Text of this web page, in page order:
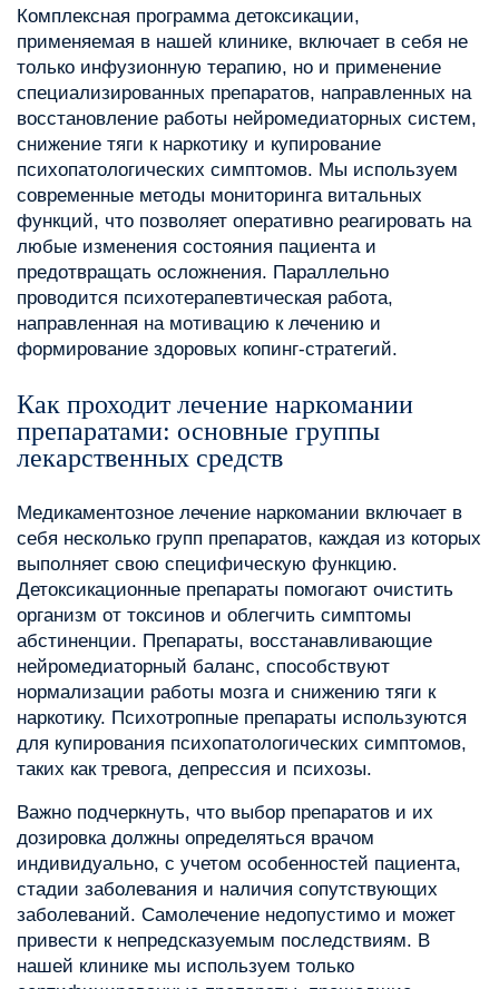
Комплексная программа детоксикации,
применяемая в нашей клинике, включает в себя не
только инфузионную терапию, но и применение
специализированных препаратов, направленных на
восстановление работы нейромедиаторных систем,
снижение тяги к наркотику и купирование
психопатологических симптомов. Мы используем
современные методы мониторинга витальных
функций, что позволяет оперативно реагировать на
любые изменения состояния пациента и
предотвращать осложнения. Параллельно
проводится психотерапевтическая работа,
направленная на мотивацию к лечению и
формирование здоровых копинг-стратегий.
Как проходит лечение наркомании
препаратами: основные группы
лекарственных средств
Медикаментозное лечение наркомании включает в
себя несколько групп препаратов, каждая из которых
выполняет свою специфическую функцию.
Детоксикационные препараты помогают очистить
организм от токсинов и облегчить симптомы
абстиненции. Препараты, восстанавливающие
нейромедиаторный баланс, способствуют
нормализации работы мозга и снижению тяги к
наркотику. Психотропные препараты используются
для купирования психопатологических симптомов,
таких как тревога, депрессия и психозы.
Важно подчеркнуть, что выбор препаратов и их
дозировка должны определяться врачом
индивидуально, с учетом особенностей пациента,
стадии заболевания и наличия сопутствующих
заболеваний. Самолечение недопустимо и может
привести к непредсказуемым последствиям. В
нашей клинике мы используем только